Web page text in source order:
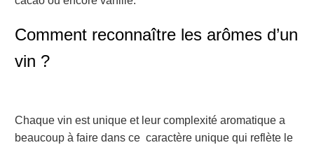
Comment reconnaître les arômes d’un
vin ?
Chaque vin est unique et leur complexité aromatique a
beaucoup à faire dans ce caractère unique qui reflète le